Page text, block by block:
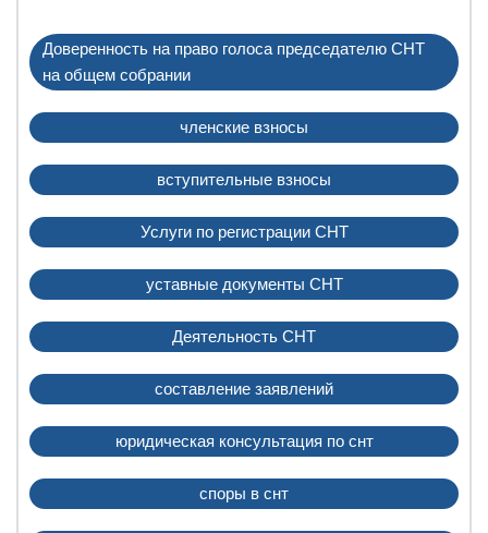
Доверенность на право голоса председателю СНТ
на общем собрании
членские взносы
вступительные взносы
Услуги по регистрации СНТ
уставные документы СНТ
Деятельность СНТ
составление заявлений
юридическая консультация по снт
споры в снт